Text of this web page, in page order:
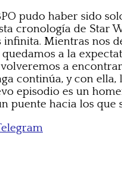
pudo haber sido
cronología de Star
infinita. Mientras nos
a la
a
continúa, y con ella,
episodio es un
puente hacia los que